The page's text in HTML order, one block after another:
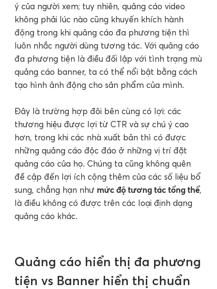
ý của người xem; tuy nhiên, quảng cáo video
không phải lúc nào cũng khuyến khích hành
động trong khi quảng cáo đa phương tiện thì
luôn nhắc người dùng tương tác. Với quảng cáo
đa phương tiện là điều đối lập với tình trạng mù
quảng cáo banner, ta có thể nổi bật bằng cách
tạo hình ảnh động cho sản phẩm của mình.
Đây là trường hợp đôi bên cùng có lợi: các
thương hiệu được lợi từ CTR và sự chú ý cao
hơn, trong khi các nhà xuất bản thì có được
những quảng cáo độc đáo ở những vị trí đặt
quảng cáo của họ. Chúng ta cũng không quên
đề cập đến lợi ích cộng thêm của các số liệu bổ
sung, chẳng hạn như mức độ tương tác tổng thể,
là điều không có được trên các loại định dạng
quảng cáo khác.
Quảng cáo hiển thị đa phương
tiện vs Banner hiển thị chuẩn